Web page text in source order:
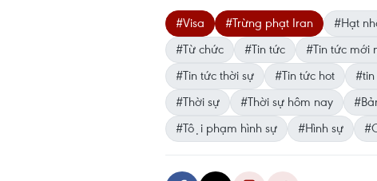
#Visa #Trừng phạt Iran #Hạt
#Từ chức
#Tin tức #Tin tức mới
#Tin tức thời sự
#Tin tức hot
#Thời sự
#Thời sự hôm nay
#Tội phạm hình sự
#Hình sự